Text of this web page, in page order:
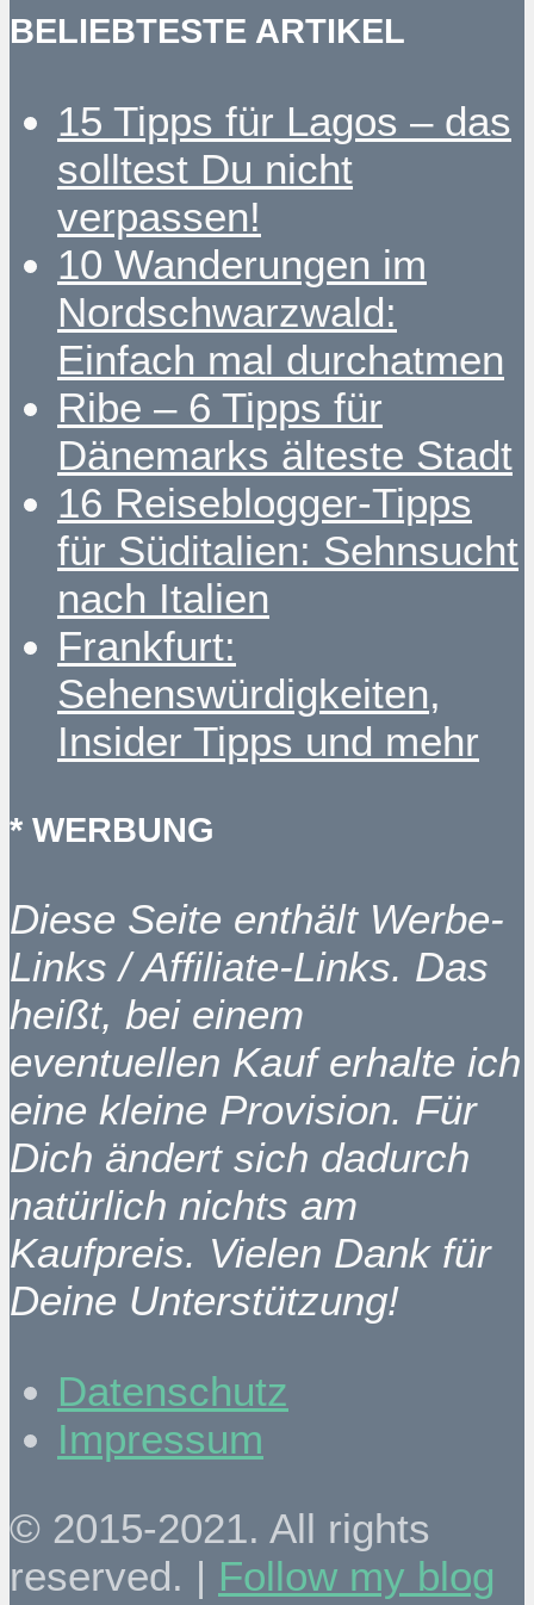
BELIEBTESTE ARTIKEL
15 Tipps für Lagos – das
solltest Du nicht
verpassen!
10 Wanderungen im
Nordschwarzwald:
Einfach mal durchatmen
Ribe – 6 Tipps für
Dänemarks älteste Stadt
16 Reiseblogger-Tipps
für Süditalien: Sehnsucht
nach Italien
Frankfurt:
Sehenswürdigkeiten,
Insider Tipps und mehr
* WERBUNG
Diese Seite enthält Werbe-
Links / Affiliate-Links. Das
heißt, bei einem
eventuellen Kauf erhalte ich
eine kleine Provision. Für
Dich ändert sich dadurch
natürlich nichts am
Kaufpreis. Vielen Dank für
Deine Unterstützung!
Datenschutz
Impressum
© 2015-2021. All rights
reserved. | Follow my blog